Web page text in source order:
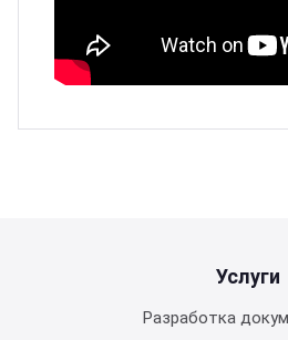
Услуги
Разработка